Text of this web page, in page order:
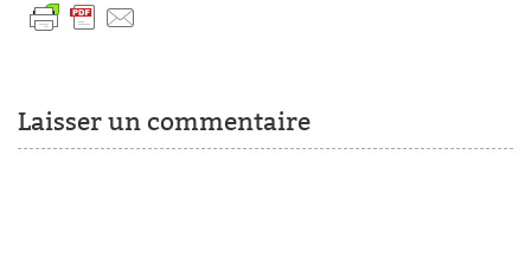
Laisser un commentaire